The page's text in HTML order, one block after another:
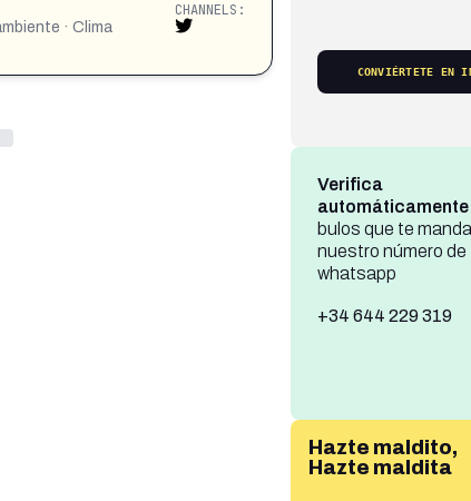
· Clima
CHANNELS:
CONVIÉRTETE EN
Verifica
automáticamente
bulos que te
nuestro número de
whatsapp
+34 644 229 319
Hazte maldito,
Hazte maldita